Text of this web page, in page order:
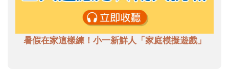
暑假在家這樣練！小一新鮮人「家庭模擬遊戲」